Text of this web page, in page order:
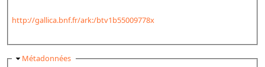
http://gallica.bnf.fr/ark:/btv1b55009778x
Masquer
Métadonnées